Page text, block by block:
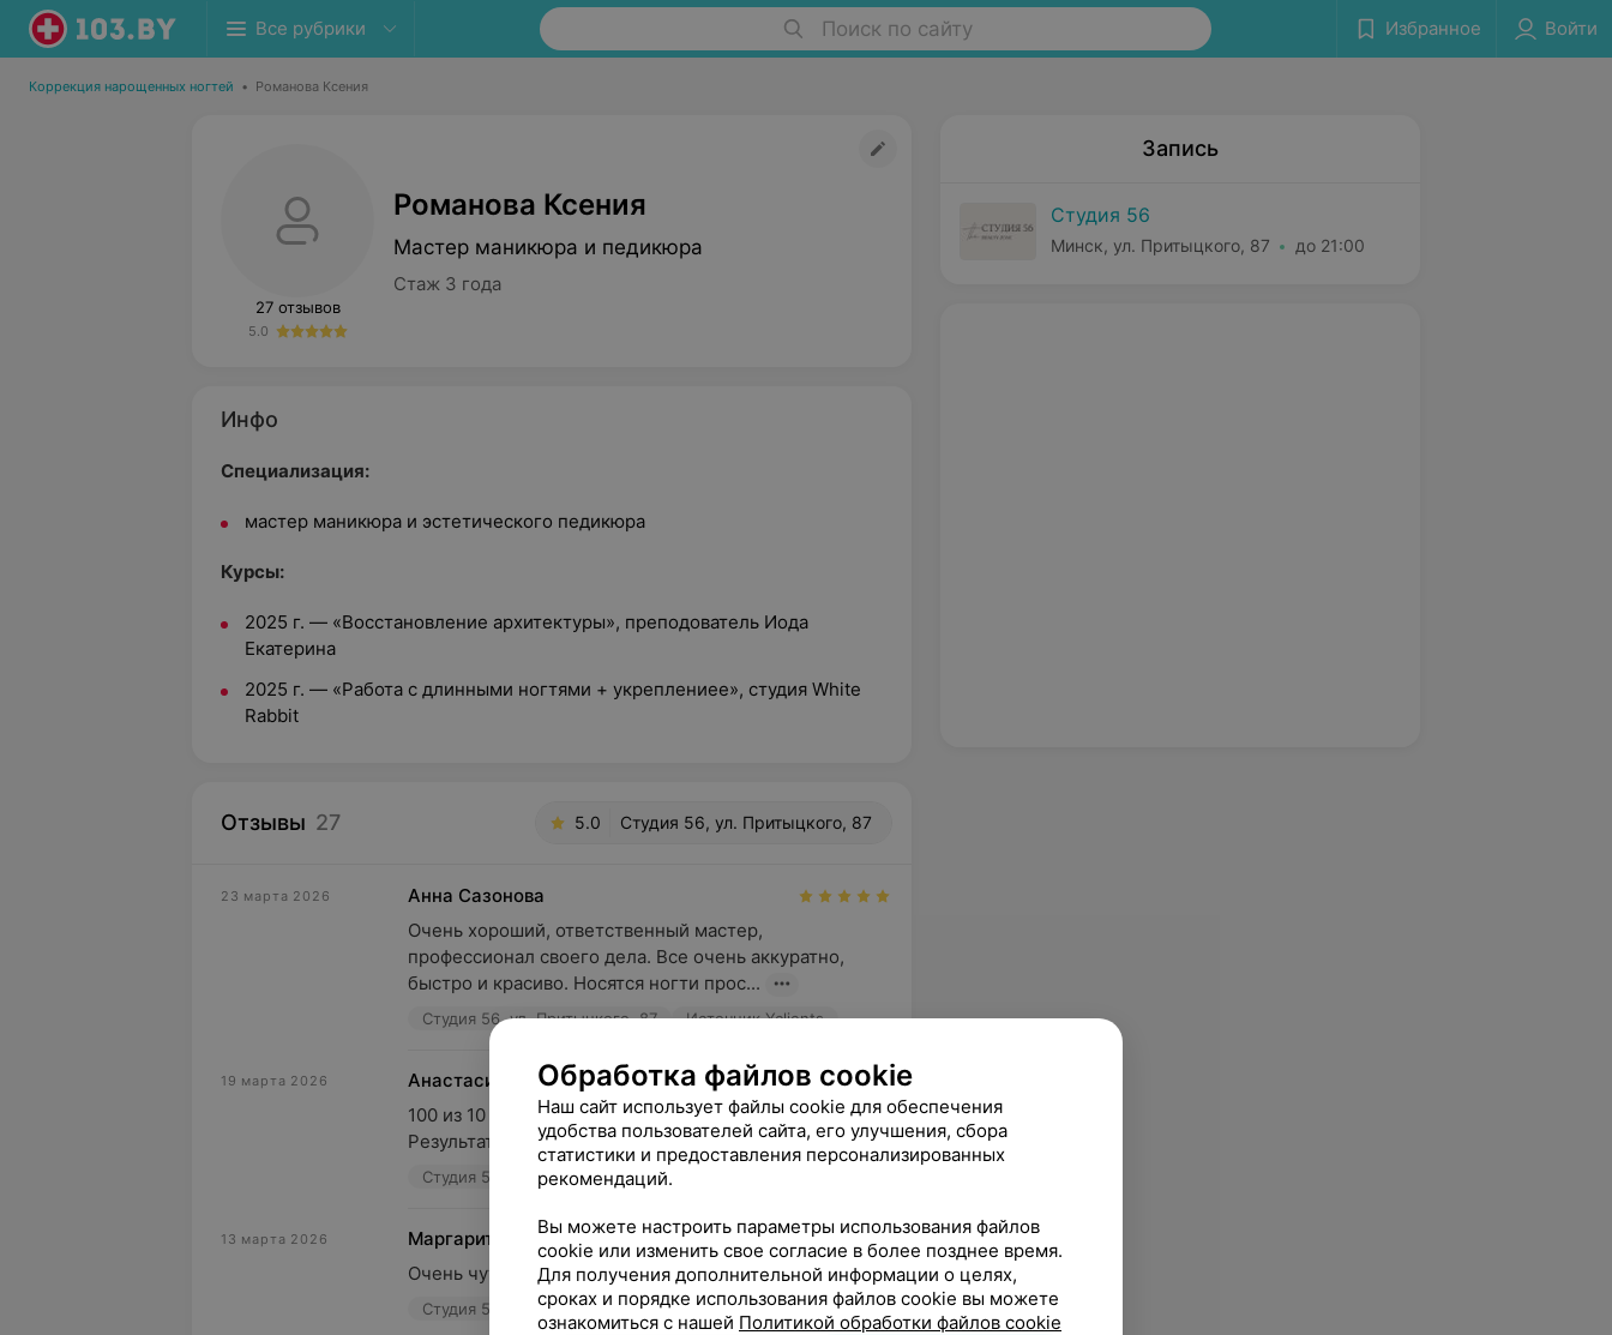
Все рубрики Поиск по сайту Избранное Войти
Коррекция нарощенных ногтей • Романова Ксения
27 отзывов
5.0
Романова Ксения
Мастер маникюра и педикюра
Стаж 3 года
Инфо
Специализация:
мастер маникюра и эстетического педикюра
Курсы:
2025 г. — «Восстановление архитектуры», преподователь Иода
Екатерина
2025 г. — «Работа с длинными ногтями + укреплениее», студия White
Rabbit
Отзывы 27 5.0 Студия 56, ул. Притыцкого, 87
23 марта 2026
Анна Сазонова
Очень хороший, ответственный мастер,
профессионал своего дела. Все очень аккуратно,
быстро и красиво. Носятся ногти прос...
Студия 56, ул. Притыцкого, 87 Источник Yclients
19 марта 2026
Анастасия
100 из 10 :)
Результат великолепный,  руки выглядят безупречно.
Студия 56, ул. Притыцкого, 87
13 марта 2026
Маргарита
Очень чуткая, заботливая девушка
Студия 56, ул. Притыцкого, 87 Источник Yclients
Запись
Студия 56
Минск, ул. Притыцкого, 87 до 21:00
Обработка файлов cookie
Наш сайт использует файлы cookie для обеспечения
удобства пользователей сайта, его улучшения, сбора
статистики и предоставления персонализированных
рекомендаций.
Вы можете настроить параметры использования файлов
cookie или изменить свое согласие в более позднее время.
Для получения дополнительной информации о целях,
сроках и порядке использования файлов cookie вы можете
ознакомиться с нашей Политикой обработки файлов cookie